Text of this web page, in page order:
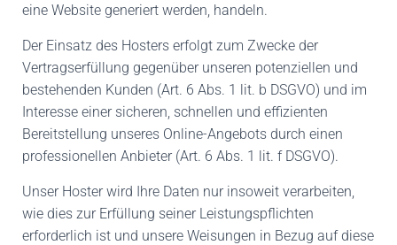
eine Website generiert werden, handeln.
Der Einsatz des Hosters erfolgt zum Zwecke der
Vertragserfüllung gegenüber unseren potenziellen und
bestehenden Kunden (Art. 6 Abs. 1 lit. b DSGVO) und im
Interesse einer sicheren, schnellen und effizienten
Bereitstellung unseres Online-Angebots durch einen
professionellen Anbieter (Art. 6 Abs. 1 lit. f DSGVO).
Unser Hoster wird Ihre Daten nur insoweit verarbeiten,
wie dies zur Erfüllung seiner Leistungspflichten
erforderlich ist und unsere Weisungen in Bezug auf diese